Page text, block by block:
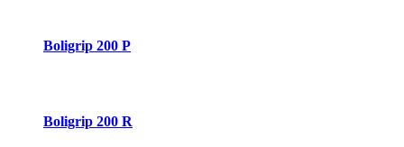
Boligrip 200 P
Boligrip 200 R